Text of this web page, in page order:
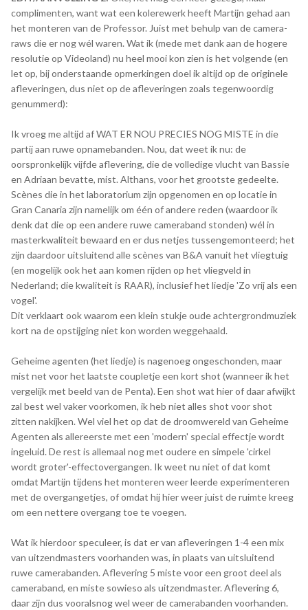
complimenten, want wat een kolerewerk heeft Martijn gehad aan
het monteren van de Professor. Juist met behulp van de camera-
raws die er nog wél waren. Wat ik (mede met dank aan de hogere
resolutie op Videoland) nu heel mooi kon zien is het volgende (en
let op, bij onderstaande opmerkingen doel ik altijd op de originele
afleveringen, dus niet op de afleveringen zoals tegenwoordig
genummerd):
Ik vroeg me altijd af WAT ER NOU PRECIES NOG MISTE in die
partij aan ruwe opnamebanden. Nou, dat weet ik nu: de
oorspronkelijk vijfde aflevering, die de volledige vlucht van Bassie
en Adriaan bevatte, mist. Althans, voor het grootste gedeelte.
Scènes die in het laboratorium zijn opgenomen en op locatie in
Gran Canaria zijn namelijk om één of andere reden (waardoor ik
denk dat die op een andere ruwe cameraband stonden) wél in
masterkwaliteit bewaard en er dus netjes tussengemonteerd; het
zijn daardoor uitsluitend alle scènes van B&A vanuit het vliegtuig
(en mogelijk ook het aan komen rijden op het vliegveld in
Nederland; die kwaliteit is RAAR), inclusief het liedje 'Zo vrij als een
vogel'.
Dit verklaart ook waarom een klein stukje oude achtergrondmuziek
kort na de opstijging niet kon worden weggehaald.
Geheime agenten (het liedje) is nagenoeg ongeschonden, maar
mist net voor het laatste coupletje een kort shot (wanneer ik het
vergelijk met beeld van de Penta). Een shot wat hier of daar afwijkt
zal best wel vaker voorkomen, ik heb niet alles shot voor shot
zitten nakijken. Wel viel het op dat de droomwereld van Geheime
Agenten als allereerste met een 'modern' special effectje wordt
ingeluid. De rest is allemaal nog met oudere en simpele 'cirkel
wordt groter'-effectovergangen. Ik weet nu niet of dat komt
omdat Martijn tijdens het monteren weer leerde experimenteren
met de overgangetjes, of omdat hij hier weer juist de ruimte kreeg
om een nettere overgang toe te voegen.
Wat ik hierdoor speculeer, is dat er van afleveringen 1-4 een mix
van uitzendmasters voorhanden was, in plaats van uitsluitend
ruwe camerabanden. Aflevering 5 miste voor een groot deel als
cameraband, en miste sowieso als uitzendmaster. Aflevering 6,
daar zijn dus vooralsnog wel weer de camerabanden voorhanden.